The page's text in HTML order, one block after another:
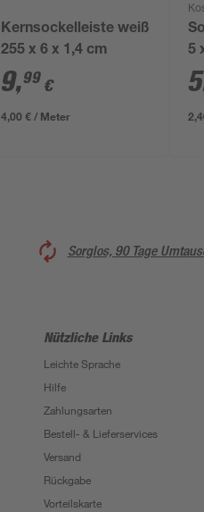
Kernsockelleiste weiß
255 x 6 x 1,4 cm
9,99 €
4,00 € / Meter
5
5
Sorglos, 90 Tage
Nützliche Links
Leichte Sprache
Hilfe
Zahlungsarten
Bestell- & Lieferservices
Versand
Rückgabe
Vorteilskarte